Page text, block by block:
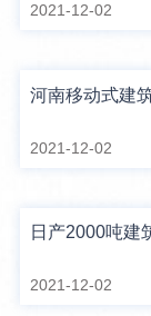
2021-12-02
河南移动式建
2021-12-02
日产2000吨建
2021-12-02